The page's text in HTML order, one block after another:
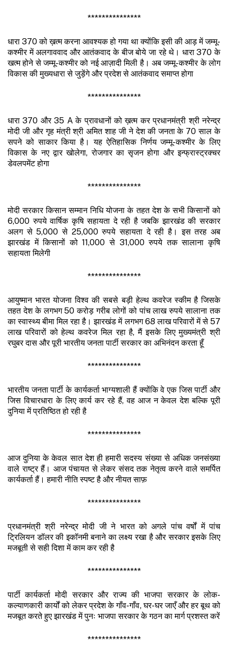
***************
धारा 370 को ख़त्म करना आवश्यक हो गया था क्योंकि इसी की आड़ में जम्मू-
कश्मीर में अलगाववाद और आतंकवाद के बीज बोये जा रहे थे। धारा 370 के
खत्म होने से जम्मू-कश्मीर को नई आज़ादी मिली है। अब जम्मू-कश्मीर के लोग
विकास की मुख्यधारा से जुड़ेंगे और प्रदेश से आतंकवाद समाप्त होगा
***************
धारा 370 और 35 A के प्रावधानों को ख़त्म कर प्रधानमंत्री श्री नरेन्द्र
मोदी जी और गृह मंत्री श्री अमित शाह जी ने देश की जनता के 70 साल के
सपने को साकार किया है। यह ऐतिहासिक निर्णय जम्मू-कश्मीर के लिए
विकास के नए द्वार खोलेगा, रोजगार का सृजन होगा और इन्फ्रास्ट्रक्चर
डेवलपमेंट होगा
***************
मोदी सरकार किसान सम्मान निधि योजना के तहत देश के सभी किसानों को
6,000 रुपये वार्षिक कृषि सहायता दे रही है जबकि झारखंड की सरकार
अलग से 5,000 से 25,000 रुपये सहायता दे रही है। इस तरह अब
झारखंड में किसानों को 11,000 से 31,000 रुपये तक सालाना कृषि
सहायता मिलेगी
***************
आयुष्मान भारत योजना विश्व की सबसे बड़ी हेल्थ कवरेज स्कीम है जिसके
तहत देश के लगभग 50 करोड़ गरीब लोगों को पांच लाख रुपये सालाना तक
का स्वास्थ्य बीमा मिल रहा है। झारखंड में लगभग 68 लाख परिवारों में से 57
लाख परिवारों को हेल्थ कवरेज मिल रहा है, मैं इसके लिए मुख्यमंत्री श्री
रघुबर दास और पूरी भारतीय जनता पार्टी सरकार का अभिनंदन करता हूँ
***************
भारतीय जनता पार्टी के कार्यकर्ता भाग्यशाली हैं क्योंकि वे एक जिस पार्टी और
जिस विचारधारा के लिए कार्य कर रहे हैं, वह आज न केवल देश बल्कि पूरी
दुनिया में प्रतिष्ठित हो रही है
***************
आज दुनिया के केवल सात देश ही हमारी सदस्य संख्या से अधिक जनसंख्या
वाले राष्ट्र हैं। आज पंचायत से लेकर संसद तक नेतृत्व करने वाले समर्पित
कार्यकर्ता हैं। हमारी नीति स्पष्ट है और नीयत साफ़
***************
प्रधानमंत्री श्री नरेन्द्र मोदी जी ने भारत को अगले पांच वर्षों में पांच
ट्रिलियन डॉलर की इकॉनमी बनाने का लक्ष्य रखा है और सरकार इसके लिए
मजबूती से सही दिशा में काम कर रही है
***************
पार्टी कार्यकर्ता मोदी सरकार और राज्य की भाजपा सरकार के लोक-
कल्याणकारी कार्यों को लेकर प्रदेश के गाँव-गाँव, घर-घर जाएँ और हर बूथ को
मजबूत करते हुए झारखंड में पुनः भाजपा सरकार के गठन का मार्ग प्रशस्त करें
***************